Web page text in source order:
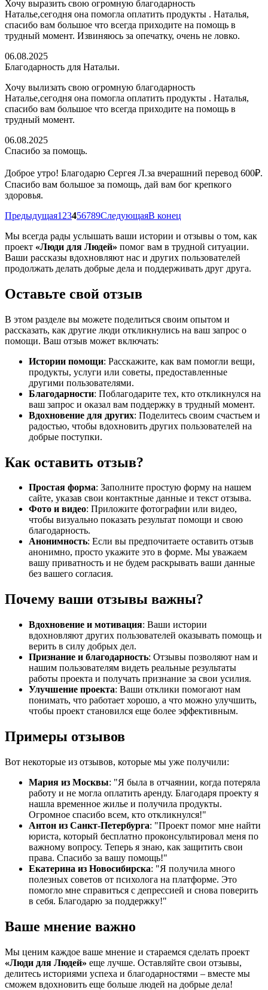
Хочу выразить свою огромную благодарность
Наталье,сегодня она помогла оплатить продукты . Наталья,
спасибо вам большое что всегда приходите на помощь в
трудный момент. Извиняюсь за опечатку, очень не ловко.
06.08.2025
Благодарность для Натальи.
Хочу вылизать свою огромную благодарность
Наталье,сегодня она помогла оплатить продукты . Наталья,
спасибо вам большое что всегда приходите на помощь в
трудный момент.
06.08.2025
Спасибо за помощь.
Доброе утро! Благодарю Сергея Л.за вчерашний перевод 600₽.
Спасибо вам большое за помощь, дай вам бог крепкого
здоровья.
Предыдущая1 23456789СледующаяВ конец
Мы всегда рады услышать ваши истории и отзывы о том, как
проект «Люди для Людей» помог вам в трудной ситуации.
Ваши рассказы вдохновляют нас и других пользователей
продолжать делать добрые дела и поддерживать друг друга.
Оставьте свой отзыв
В этом разделе вы можете поделиться своим опытом и
рассказать, как другие люди откликнулись на ваш запрос о
помощи. Ваш отзыв может включать:
Истории помощи: Расскажите, как вам помогли вещи,
продукты, услуги или советы, предоставленные
другими пользователями.
Благодарности: Поблагодарите тех, кто откликнулся на
ваш запрос и оказал вам поддержку в трудный момент.
Вдохновение для других: Поделитесь своим счастьем и
радостью, чтобы вдохновить других пользователей на
добрые поступки.
Как оставить отзыв?
Простая форма: Заполните простую форму на нашем
сайте, указав свои контактные данные и текст отзыва.
Фото и видео: Приложите фотографии или видео,
чтобы визуально показать результат помощи и свою
благодарность.
Анонимность: Если вы предпочитаете оставить отзыв
анонимно, просто укажите это в форме. Мы уважаем
вашу приватность и не будем раскрывать ваши данные
без вашего согласия.
Почему ваши отзывы важны?
Вдохновение и мотивация: Ваши истории
вдохновляют других пользователей оказывать помощь и
верить в силу добрых дел.
Признание и благодарность: Отзывы позволяют нам и
нашим пользователям видеть реальные результаты
работы проекта и получать признание за свои усилия.
Улучшение проекта: Ваши отклики помогают нам
понимать, что работает хорошо, а что можно улучшить,
чтобы проект становился еще более эффективным.
Примеры отзывов
Вот некоторые из отзывов, которые мы уже получили:
Мария из Москвы: "Я была в отчаянии, когда потеряла
работу и не могла оплатить аренду. Благодаря проекту я
нашла временное жилье и получила продукты.
Огромное спасибо всем, кто откликнулся!"
Антон из Санкт-Петербурга: "Проект помог мне найти
юриста, который бесплатно проконсультировал меня по
важному вопросу. Теперь я знаю, как защитить свои
права. Спасибо за вашу помощь!"
Екатерина из Новосибирска: "Я получила много
полезных советов от психолога на платформе. Это
помогло мне справиться с депрессией и снова поверить
в себя. Благодарю за поддержку!"
Ваше мнение важно
Мы ценим каждое ваше мнение и стараемся сделать проект
«Люди для Людей» еще лучше. Оставляйте свои отзывы,
делитесь историями успеха и благодарностями – вместе мы
сможем вдохновить еще больше людей на добрые дела!